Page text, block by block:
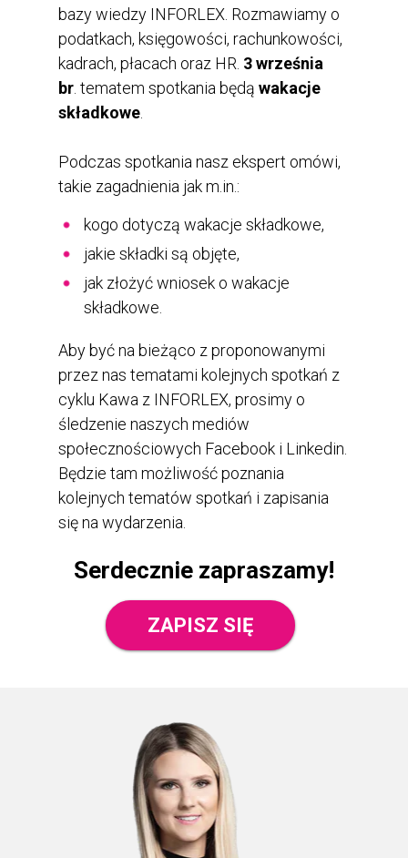
bazy wiedzy INFORLEX. Rozmawiamy o
podatkach, księgowości, rachunkowości,
kadrach, płacach oraz HR. 3 września
br . tematem spotkania będą wakacje
składkowe
Podczas spotkania nasz ekspert omówi,
takie zagadnienia jak m.in.:
ZAPISZ SIĘ
Serdecznie zapraszamy!
Aby być na bieżąco z proponowanymi
przez nas tematami kolejnych spotkań z
cyklu Kawa z INFORLEX, prosimy o
śledzenie naszych mediów
społecznościowych Facebook i Linkedin.
Będzie tam możliwość poznania
kolejnych tematów spotkań i zapisania
się na wydarzenia.
kogo dotyczą wakacje składkowe,
jakie składki są objęte,
jak złożyć wniosek o wakacje
składkowe.